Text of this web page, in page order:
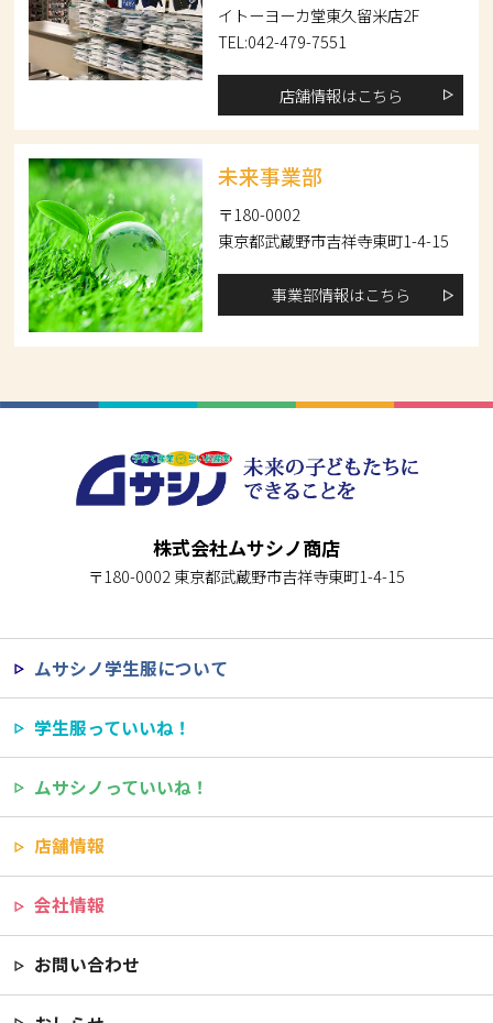
イトーヨーカ堂東久留米店2F
TEL:042-479-7551
店舗情報はこちら
未来事業部
〒180-0002
東京都武蔵野市吉祥寺東町1-4-15
事業部情報はこちら
株式会社ムサシノ商店
〒180-0002 東京都武蔵野市吉祥寺東町1-4-15
ムサシノ学生服について
学生服っていいね！
ムサシノっていいね！
店舗情報
会社情報
お問い合わせ